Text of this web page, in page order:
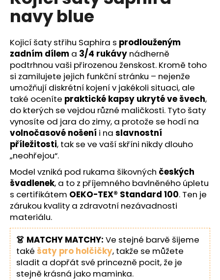
hvězdiček.
navy blue
Kojicí šaty střihu Saphira s prodlouženým
zadním dílem a 3/4 rukávy nádherně
podtrhnou vaši přirozenou ženskost. Kromě toho
si zamilujete jejich funkční stránku – nejenže
umožňují diskrétní kojení v jakékoli situaci, ale
také oceníte praktické kapsy ukryté ve švech,
do kterých se vejdou různé maličkosti. Tyto šaty
vynosíte od jara do zimy, a protože se hodí na
volnočasové nošení i na slavnostní
příležitosti, tak se ve vaší skříni nikdy dlouho
„neohřejou“.
Model vzniká pod rukama šikovných českých
švadlenek, a to z příjemného bavlněného úpletu
s certifikátem OEKO-TEX® Standard 100. Ten je
zárukou kvality a zdravotní nezávadnosti
materiálu.
👗 MATCHY MATCHY: Ve stejné barvě šijeme
také šaty pro holčičky, takže se můžete
sladit a dopřát své princezně pocit, že je
stejně krásná jako maminka.
u
j
m
e